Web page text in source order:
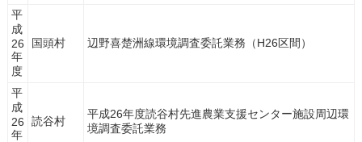
平
成
26
年
度
国頭村 辺野喜楚洲線環境調査委託業務（H26区間）
平
成
26
年
読谷村
平成26年度読谷村先進農業支援センター施設周辺環
境調査委託業務